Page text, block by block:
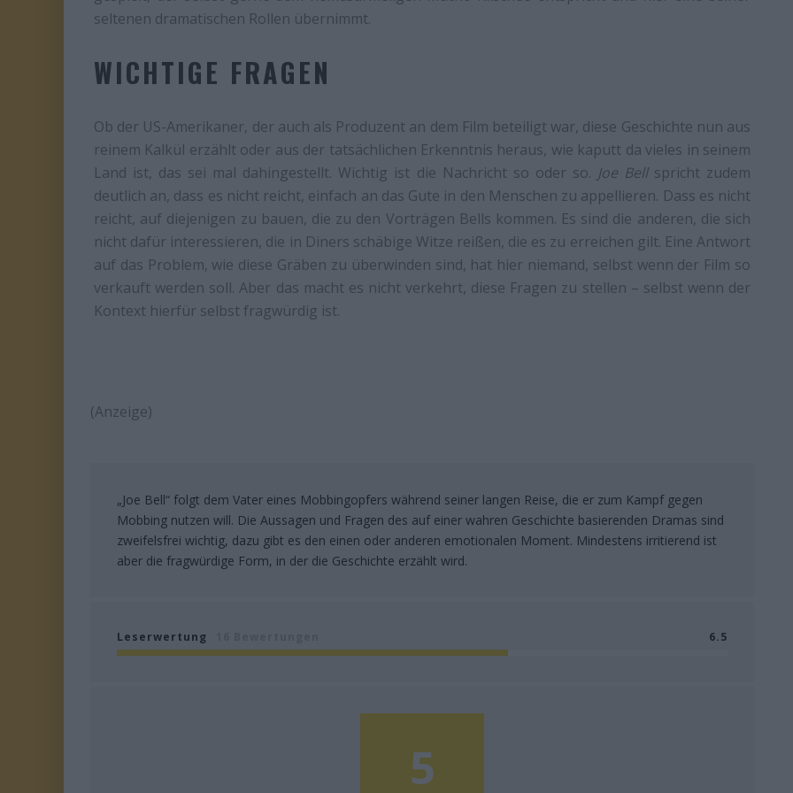
seltenen dramatischen Rollen übernimmt.
WICHTIGE FRAGEN
Ob der US-Amerikaner, der auch als Produzent an dem Film beteiligt war, diese Geschichte nun aus
reinem Kalkül erzählt oder aus der tatsächlichen Erkenntnis heraus, wie kaputt da vieles in seinem
Land ist, das sei mal dahingestellt. Wichtig ist die Nachricht so oder so. Joe Bellspricht zudem
deutlich an, dass es nicht reicht, einfach an das Gute in den Menschen zu appellieren. Dass es nicht
reicht, auf diejenigen zu bauen, die zu den Vorträgen Bells kommen. Es sind die anderen, die sich
nicht dafür interessieren, die in Diners schäbige Witze reißen, die es zu erreichen gilt. Eine Antwort
auf das Problem, wie diese Gräben zu überwinden sind, hat hier niemand, selbst wenn der Film so
verkauft werden soll. Aber das macht es nicht verkehrt, diese Fragen zu stellen – selbst wenn der
Kontext hierfür selbst fragwürdig ist.
(Anzeige)
„Joe Bell“ folgt dem Vater eines Mobbingopfers während seiner langen Reise, die er zum Kampf gegen
Mobbing nutzen will. Die Aussagen und Fragen des auf einer wahren Geschichte basierenden Dramas sind
zweifelsfrei wichtig, dazu gibt es den einen oder anderen emotionalen Moment. Mindestens irritierend ist
aber die fragwürdige Form, in der die Geschichte erzählt wird.
Leserwertung 6.5
5